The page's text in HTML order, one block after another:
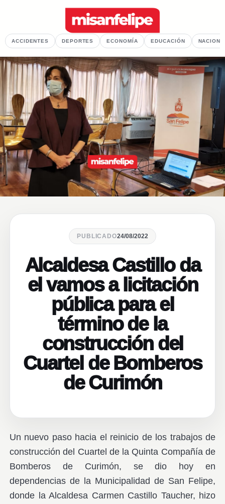
ACCIDENTES DEPORTES ECONOMÍA EDUCACIÓN
PUBLICADO24/08/2022
Alcaldesa Castillo da
el vamos a licitación
pública para el
término de la
construcción del
Cuartel de Bomberos
de Curimón
Un nuevo paso hacia el reinicio de los trabajos de
construcción del Cuartel de la Quinta Compañía de
Bomberos de Curimón, se dio hoy en
dependencias de la Municipalidad de San Felipe,
donde la Alcaldesa Carmen Castillo Taucher, hizo